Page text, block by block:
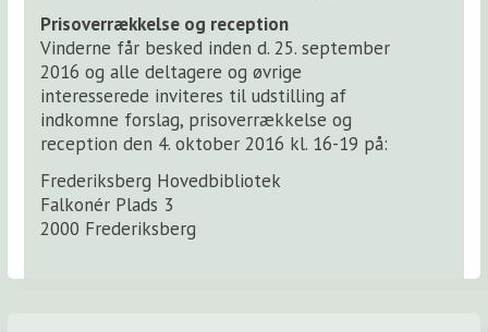
Prisoverrækkelse og reception
Vinderne får besked inden d. 25. september
2016 og alle deltagere og øvrige
interesserede inviteres til udstilling af
indkomne forslag, prisoverrækkelse og
reception den 4. oktober 2016 kl. 16-19 på:
Frederiksberg Hovedbibliotek
Falkonér Plads 3
2000 Frederiksberg